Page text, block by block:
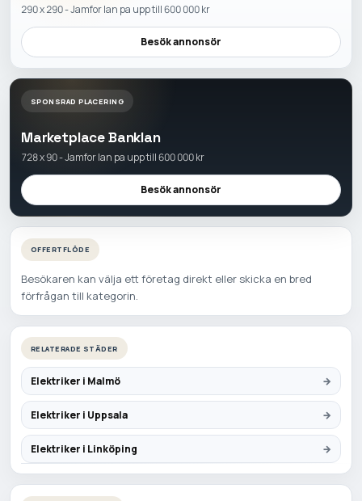
290 x 290 - Jamfor lan pa upp till 600 000 kr
Besök annonsör
SPONSRAD PLACERING
Marketplace Banklan
728 x 90 - Jamfor lan pa upp till 600 000 kr
Besök annonsör
OFFERTFLÖDE
Besökaren kan välja ett företag direkt eller skicka en bred
förfrågan till kategorin.
RELATERADE STÄDER
Elektriker i Malmö
Elektriker i Uppsala
Elektriker i Linköping